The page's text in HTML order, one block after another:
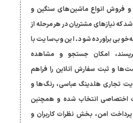
و فروش انواع ماشین‌های سنگین و
که نیازهای مشتریان در هر مرحله از
برآورده شود. این وب‌سایت با
امکان جستجو و مشاهده
و ثبت سفارش آنلاین را فراهم
تجاری هلدینگ عباسی، رنگ‌ها و
اختصاصی انتخاب شده و همچنین
امن، بخش نظرات کاربران و